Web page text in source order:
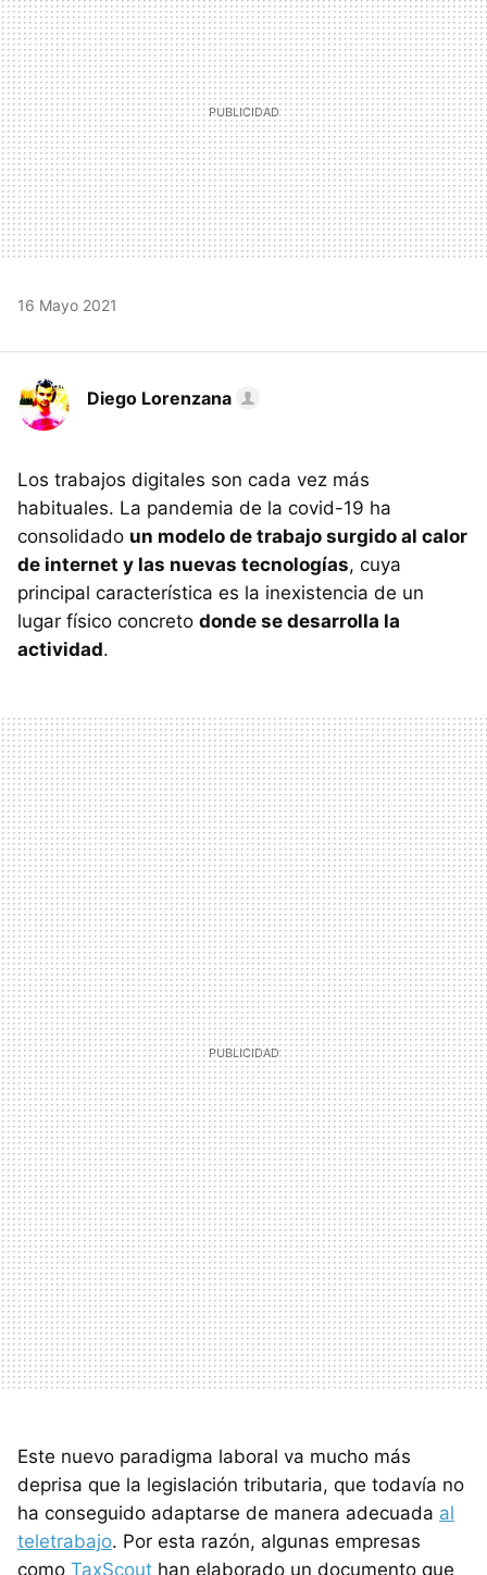
16 Mayo 2021
Diego Lorenzana
Los trabajos digitales son cada vez más
habituales. La pandemia de la covid-19 ha
consolidado un modelo de trabajo surgido al calor
de internet y las nuevas tecnologías, cuya
principal característica es la inexistencia de un
lugar físico concreto donde se desarrolla la
actividad.
Este nuevo paradigma laboral va mucho más
deprisa que la legislación tributaria, que todavía no
ha conseguido adaptarse de manera adecuada al
teletrabajo. Por esta razón, algunas empresas
como TaxScout han elaborado un documento que